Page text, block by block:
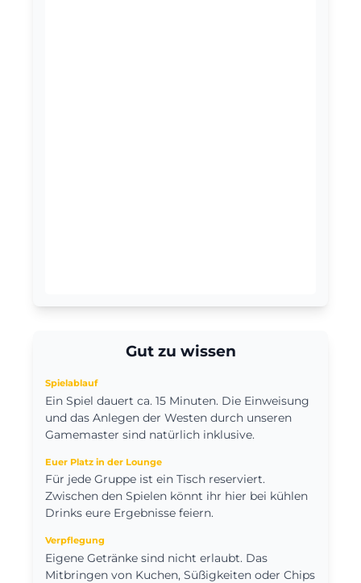
Gut zu wissen
Spielablauf
Ein Spiel dauert ca. 15 Minuten. Die Einweisung
und das Anlegen der Westen durch unseren
Gamemaster sind natürlich inklusive.
Euer Platz in der Lounge
Für jede Gruppe ist ein Tisch reserviert.
Zwischen den Spielen könnt ihr hier bei kühlen
Drinks eure Ergebnisse feiern.
Verpflegung
Eigene Getränke sind nicht erlaubt. Das
Mitbringen von Kuchen, Süßigkeiten oder Chips